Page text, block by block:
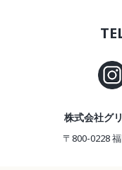
株式会社グ
〒800-0228